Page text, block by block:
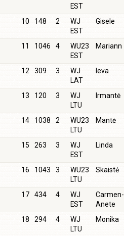
EST
10 148 2
WJ
EST
Gisele
11 1046 4
WU23
EST
Mariann
12 309 3
WJ
LAT
Ieva
13 120 3
WJ
LTU
Irmantė
14 1038 2
WU23
LTU
Mantė
15 263 3
WJ
EST
Linda
16 1043 3
WU23
LTU
Skaistė
17 434 4
WJ
EST
Carmen-
Anete
18 294 4
WJ
LTU
Monika